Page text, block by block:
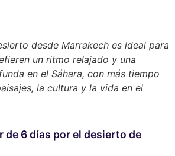
desde Marrakech es ideal para
un ritmo relajado y una
en el Sáhara, con más tiempo
la cultura y la vida en el
de 6 días por el desierto de